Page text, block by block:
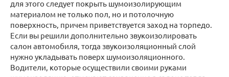
для этого следует покрыть шумоизолирующим
материалом не только пол, но и потолочную
поверхность, причем приветствуется заход на торпедо.
Если вы решили дополнительно звукоизолировать
салон автомобиля, тогда звукоизоляционный слой
нужно укладывать поверх шумоизоляционного.
Водители, которые осуществили своими руками